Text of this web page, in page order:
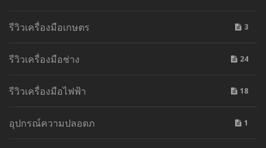
รีวิวเครื่องมือเกษตร 3
รีวิวเครื่องมือช่าง 24
รีวิวเครื่องมือไฟฟ้า 18
อุปกรณ์ความปลอดภ 1